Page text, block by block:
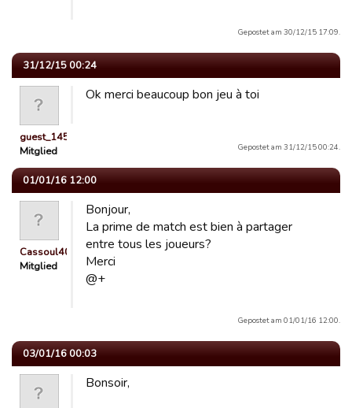
Gepostet am 30/12/15 17:09.
31/12/15 00:24
guest_1451141579292
Mitglied
Ok merci beaucoup bon jeu à toi
Gepostet am 31/12/15 00:24.
01/01/16 12:00
Cassoul40
Mitglied
Bonjour,
La prime de match est bien à partager
entre tous les joueurs?
Merci
@+
Gepostet am 01/01/16 12:00.
03/01/16 00:03
Bonsoir,